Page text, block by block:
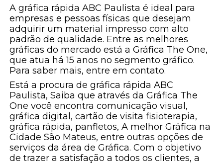
A gráfica rápida ABC Paulista é ideal para
empresas e pessoas físicas que desejam
adquirir um material impresso com alto
padrão de qualidade. Entre as melhores
gráficas do mercado está a Gráfica The One,
que atua há 15 anos no segmento gráfico.
Para saber mais, entre em contato.
Está a procura de gráfica rápida ABC
Paulista, Saiba que através da Gráfica The
One você encontra comunicação visual,
gráfica digital, cartão de visita fisioterapia,
gráfica rápida, panfletos, A melhor Gráfica na
Cidade São Mateus, entre outras opções de
serviços da área de Gráfica. Com o objetivo
de trazer a satisfação a todos os clientes, a